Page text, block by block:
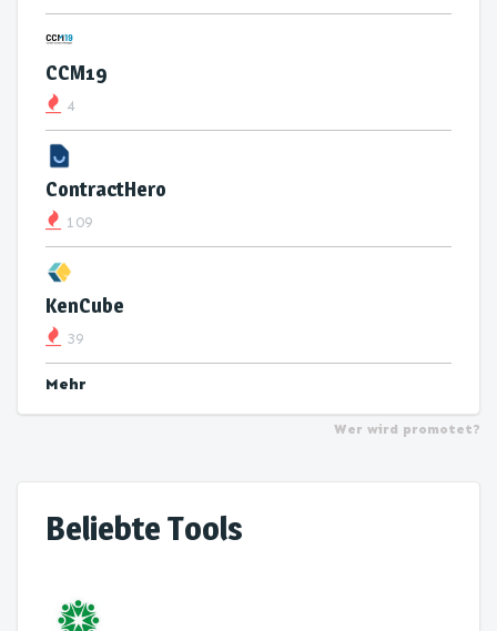
CCM19
4
ContractHero
109
KenCube
39
Mehr
Wer wird promotet?
Beliebte Tools